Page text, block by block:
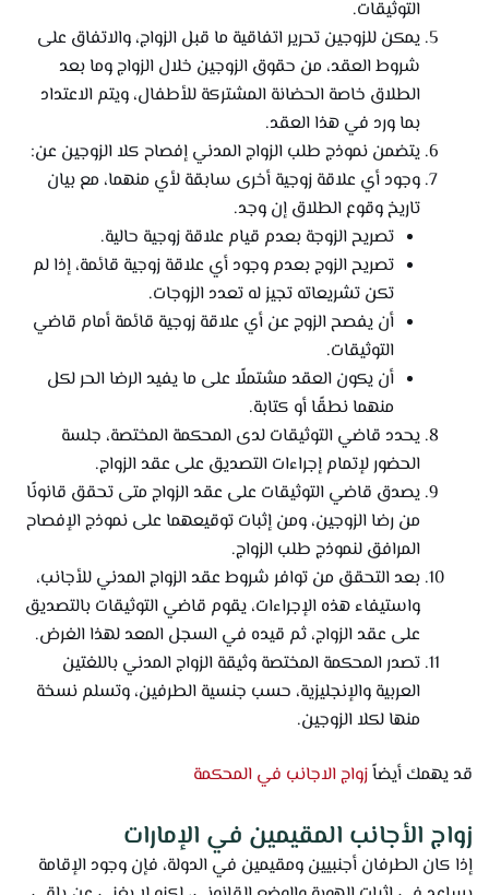
التوثيقات.
يمكن للزوجين تحرير اتفاقية ما قبل الزواج، والاتفاق على
شروط العقد، من حقوق الزوجين خلال الزواج وما بعد
الطلاق خاصة الحضانة المشتركة للأطفال، ويتم الاعتداد
بما ورد في هذا العقد.
يتضمن نموذج طلب الزواج المدني إفصاح كلا الزوجين عن:
وجود أي علاقة زوجية أخرى سابقة لأي منهما، مع بيان
تاريخ وقوع الطلاق إن وجد.
تصريح الزوجة بعدم قيام علاقة زوجية حالية.
تصريح الزوج بعدم وجود أي علاقة زوجية قائمة، إذا لم
تكن تشريعاته تجيز له تعدد الزوجات.
أن يفصح الزوج عن أي علاقة زوجية قائمة أمام قاضي
التوثيقات.
أن يكون العقد مشتملًا على ما يفيد الرضا الحر لكل
منهما نطقًا أو كتابة.
يحدد قاضي التوثيقات لدى المحكمة المختصة، جلسة
الحضور لإتمام إجراءات التصديق على عقد الزواج.
يصدق قاضي التوثيقات على عقد الزواج متى تحقق قانونًا
من رضا الزوجين، ومن إثبات توقيعهما على نموذج الإفصاح
المرافق لنموذج طلب الزواج.
بعد التحقق من توافر شروط عقد الزواج المدني للأجانب،
واستيفاء هذه الإجراءات، يقوم قاضي التوثيقات بالتصديق
على عقد الزواج، ثم قيده في السجل المعد لهذا الغرض.
تصدر المحكمة المختصة وثيقة الزواج المدني باللغتين
العربية والإنجليزية، حسب جنسية الطرفين، وتسلم نسخة
منها لكلا الزوجين.
قد يهمك أيضاًزواج الاجانب في المحكمة
زواج الأجانب المقيمين في الإمارات
إذا كان الطرفان أجنبيين ومقيمين في الدولة، فإن وجود الإقامة